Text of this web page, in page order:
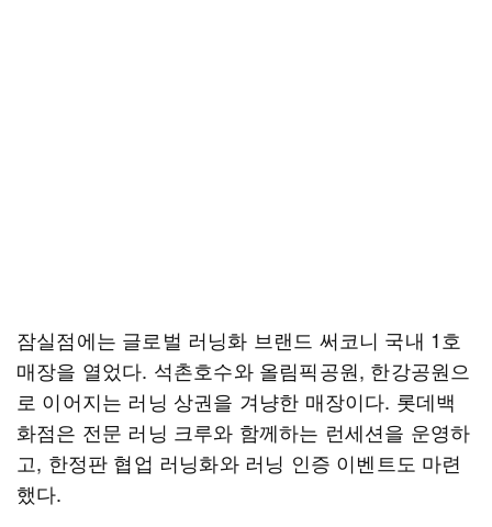
잠실점에는 글로벌 러닝화 브랜드 써코니 국내 1호
매장을 열었다. 석촌호수와 올림픽공원, 한강공원으
로 이어지는 러닝 상권을 겨냥한 매장이다. 롯데백
화점은 전문 러닝 크루와 함께하는 런세션을 운영하
고, 한정판 협업 러닝화와 러닝 인증 이벤트도 마련
했다.